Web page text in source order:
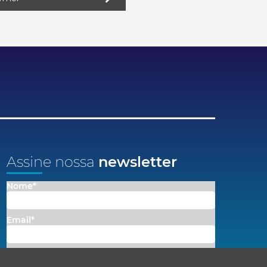
Assine nossa newsletter
Nome*
Email*